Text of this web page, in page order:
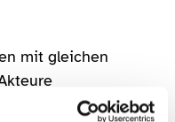
mit gleichen
sportliche